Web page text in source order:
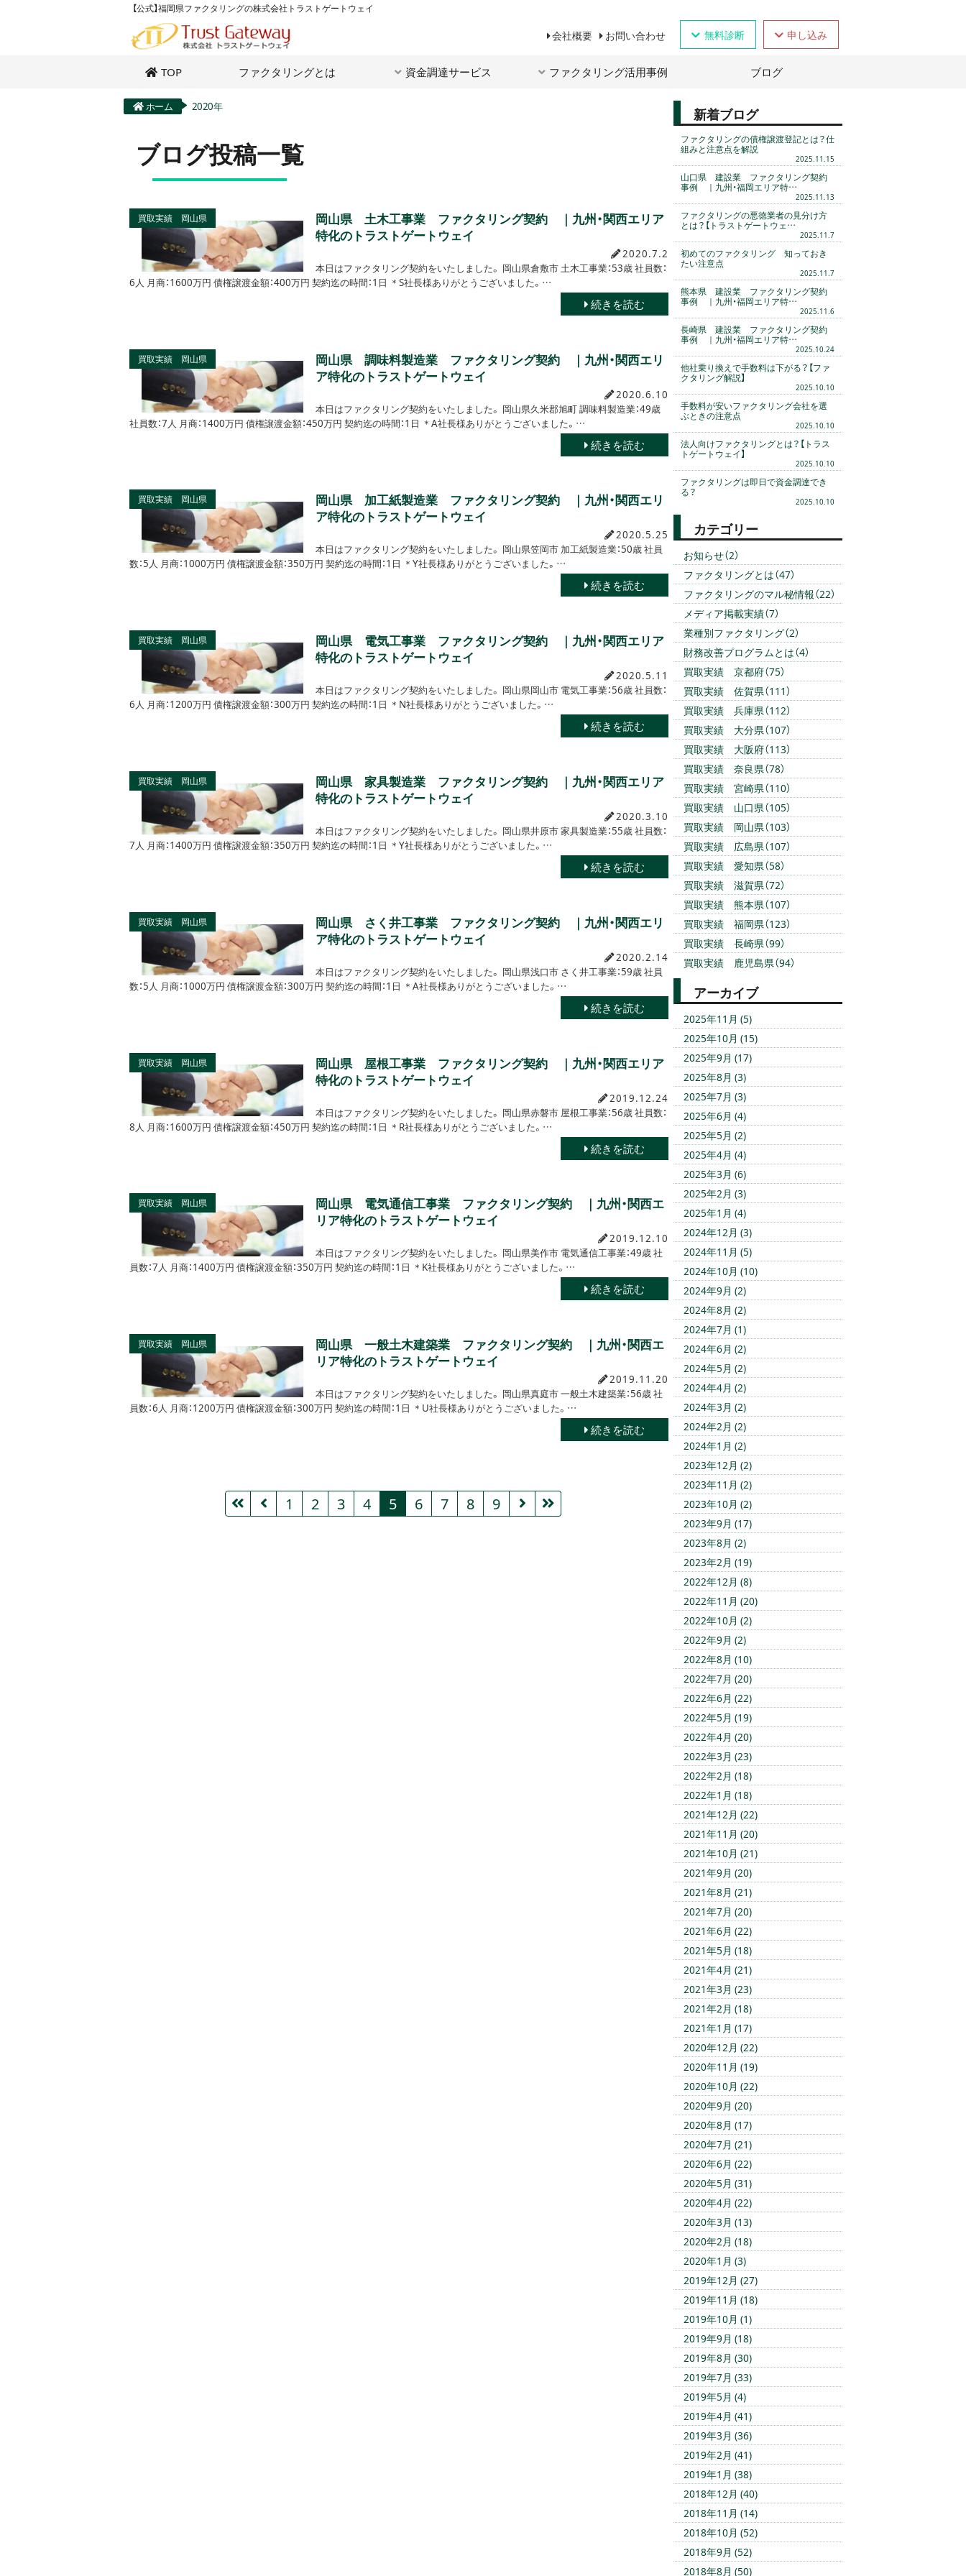
【公式】福岡県ファクタリングの株式会社トラストゲートウェイ
無料診断 申し込み
会社概要 お問い合わせ
TOP ファクタリングとは 資金調達サービス ファクタリング活用事例 ブログ
ホーム 2020年
ブログ投稿一覧
買取実績 岡山県
岡山県 土木工事業 ファクタリング契約 ｜九州・関西エリア
特化のトラストゲートウェイ
2020.7.2
本日はファクタリング契約をいたしました。 岡山県倉敷市 土木工事業：53歳 社員数：
6人 月商：1600万円 債権譲渡金額：400万円 契約迄の時間：1日 ＊S社長様ありがとうございました。…
続きを読む
買取実績 岡山県
岡山県 調味料製造業 ファクタリング契約 ｜九州・関西エリ
ア特化のトラストゲートウェイ
2020.6.10
本日はファクタリング契約をいたしました。 岡山県久米郡旭町 調味料製造業：49歳
社員数：7人 月商：1400万円 債権譲渡金額：450万円 契約迄の時間：1日 ＊A社長様ありがとうございました。…
続きを読む
買取実績 岡山県
岡山県 加工紙製造業 ファクタリング契約 ｜九州・関西エリ
ア特化のトラストゲートウェイ
2020.5.25
本日はファクタリング契約をいたしました。 岡山県笠岡市 加工紙製造業：50歳 社員
数：5人 月商：1000万円 債権譲渡金額：350万円 契約迄の時間：1日 ＊Y社長様ありがとうございました。…
続きを読む
買取実績 岡山県
岡山県 電気工事業 ファクタリング契約 ｜九州・関西エリア
特化のトラストゲートウェイ
2020.5.11
本日はファクタリング契約をいたしました。 岡山県岡山市 電気工事業：56歳 社員数：
6人 月商：1200万円 債権譲渡金額：300万円 契約迄の時間：1日 ＊N社長様ありがとうございました。…
続きを読む
買取実績 岡山県
岡山県 家具製造業 ファクタリング契約 ｜九州・関西エリア
特化のトラストゲートウェイ
2020.3.10
本日はファクタリング契約をいたしました。 岡山県井原市 家具製造業：55歳 社員数：
7人 月商：1400万円 債権譲渡金額：350万円 契約迄の時間：1日 ＊Y社長様ありがとうございました。…
続きを読む
買取実績 岡山県
岡山県 さく井工事業 ファクタリング契約 ｜九州・関西エリ
ア特化のトラストゲートウェイ
2020.2.14
本日はファクタリング契約をいたしました。 岡山県浅口市 さく井工事業：59歳 社員
数：5人 月商：1000万円 債権譲渡金額：300万円 契約迄の時間：1日 ＊A社長様ありがとうございました。…
続きを読む
買取実績 岡山県
岡山県 屋根工事業 ファクタリング契約 ｜九州・関西エリア
特化のトラストゲートウェイ
2019.12.24
本日はファクタリング契約をいたしました。 岡山県赤磐市 屋根工事業：56歳 社員数：
8人 月商：1600万円 債権譲渡金額：450万円 契約迄の時間：1日 ＊R社長様ありがとうございました。…
続きを読む
買取実績 岡山県
岡山県 電気通信工事業 ファクタリング契約 ｜九州・関西エ
リア特化のトラストゲートウェイ
2019.12.10
本日はファクタリング契約をいたしました。 岡山県美作市 電気通信工事業：49歳 社
員数：7人 月商：1400万円 債権譲渡金額：350万円 契約迄の時間：1日 ＊K社長様ありがとうございました。…
続きを読む
買取実績 岡山県
岡山県 一般土木建築業 ファクタリング契約 ｜九州・関西エ
リア特化のトラストゲートウェイ
2019.11.20
本日はファクタリング契約をいたしました。 岡山県真庭市 一般土木建築業：56歳 社
員数：6人 月商：1200万円 債権譲渡金額：300万円 契約迄の時間：1日 ＊U社長様ありがとうございました。…
続きを読む
1 2 3 4 5 6 7 8 9
新着ブログ
ファクタリングの債権譲渡登記とは？仕
組みと注意点を解説
2025.11.15
山口県 建設業 ファクタリング契約
事例 ｜九州・福岡エリア特…
2025.11.13
ファクタリングの悪徳業者の見分け方
とは？【トラストゲートウェ…
2025.11.7
初めてのファクタリング 知っておき
たい注意点
2025.11.7
熊本県 建設業 ファクタリング契約
事例 ｜九州・福岡エリア特…
2025.11.6
長崎県 建設業 ファクタリング契約
事例 ｜九州・福岡エリア特…
2025.10.24
他社乗り換えで手数料は下がる？【ファ
クタリング解説】
2025.10.10
手数料が安いファクタリング会社を選
ぶときの注意点
2025.10.10
法人向けファクタリングとは？【トラス
トゲートウェイ】
2025.10.10
ファクタリングは即日で資金調達でき
る？
2025.10.10
カテゴリー
お知らせ（2）
ファクタリングとは（47）
ファクタリングのマル秘情報（22）
メディア掲載実績（7）
業種別ファクタリング（2）
財務改善プログラムとは（4）
買取実績 京都府（75）
買取実績 佐賀県（111）
買取実績 兵庫県（112）
買取実績 大分県（107）
買取実績 大阪府（113）
買取実績 奈良県（78）
買取実績 宮崎県（110）
買取実績 山口県（105）
買取実績 岡山県（103）
買取実績 広島県（107）
買取実績 愛知県（58）
買取実績 滋賀県（72）
買取実績 熊本県（107）
買取実績 福岡県（123）
買取実績 長崎県（99）
買取実績 鹿児島県（94）
アーカイブ
2025年11月 (5)
2025年10月 (15)
2025年9月 (17)
2025年8月 (3)
2025年7月 (3)
2025年6月 (4)
2025年5月 (2)
2025年4月 (4)
2025年3月 (6)
2025年2月 (3)
2025年1月 (4)
2024年12月 (3)
2024年11月 (5)
2024年10月 (10)
2024年9月 (2)
2024年8月 (2)
2024年7月 (1)
2024年6月 (2)
2024年5月 (2)
2024年4月 (2)
2024年3月 (2)
2024年2月 (2)
2024年1月 (2)
2023年12月 (2)
2023年11月 (2)
2023年10月 (2)
2023年9月 (17)
2023年8月 (2)
2023年2月 (19)
2022年12月 (8)
2022年11月 (20)
2022年10月 (2)
2022年9月 (2)
2022年8月 (10)
2022年7月 (20)
2022年6月 (22)
2022年5月 (19)
2022年4月 (20)
2022年3月 (23)
2022年2月 (18)
2022年1月 (18)
2021年12月 (22)
2021年11月 (20)
2021年10月 (21)
2021年9月 (20)
2021年8月 (21)
2021年7月 (20)
2021年6月 (22)
2021年5月 (18)
2021年4月 (21)
2021年3月 (23)
2021年2月 (18)
2021年1月 (17)
2020年12月 (22)
2020年11月 (19)
2020年10月 (22)
2020年9月 (20)
2020年8月 (17)
2020年7月 (21)
2020年6月 (22)
2020年5月 (31)
2020年4月 (22)
2020年3月 (13)
2020年2月 (18)
2020年1月 (3)
2019年12月 (27)
2019年11月 (18)
2019年10月 (1)
2019年9月 (18)
2019年8月 (30)
2019年7月 (33)
2019年5月 (4)
2019年4月 (41)
2019年3月 (36)
2019年2月 (41)
2019年1月 (38)
2018年12月 (40)
2018年11月 (14)
2018年10月 (52)
2018年9月 (52)
2018年8月 (50)